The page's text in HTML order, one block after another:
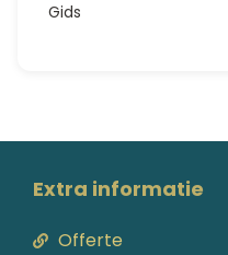
Gids
Extra informatie
Offerte